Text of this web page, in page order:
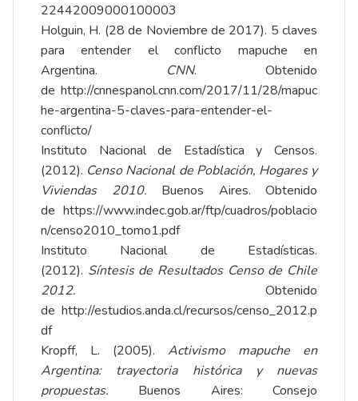
22442009000100003
Holguin, H. (28 de Noviembre de 2017). 5 claves
para entender el conflicto mapuche en
Argentina. CNN. Obtenido
de http://cnnespanol.cnn.com/2017/11/28/mapuc
he-argentina-5-claves-para-entender-el-
conflicto/
Instituto Nacional de Estadística y Censos.
(2012). Censo Nacional de Población, Hogares y
Viviendas 2010. Buenos Aires. Obtenido
de https://www.indec.gob.ar/ftp/cuadros/poblacio
n/censo2010_tomo1.pdf
Instituto Nacional de Estadísticas.
(2012). Síntesis de Resultados Censo de Chile
2012. Obtenido
de http://estudios.anda.cl/recursos/censo_2012.p
df
Kropff, L. (2005). Activismo mapuche en
Argentina: trayectoria histórica y nuevas
propuestas. Buenos Aires: Consejo